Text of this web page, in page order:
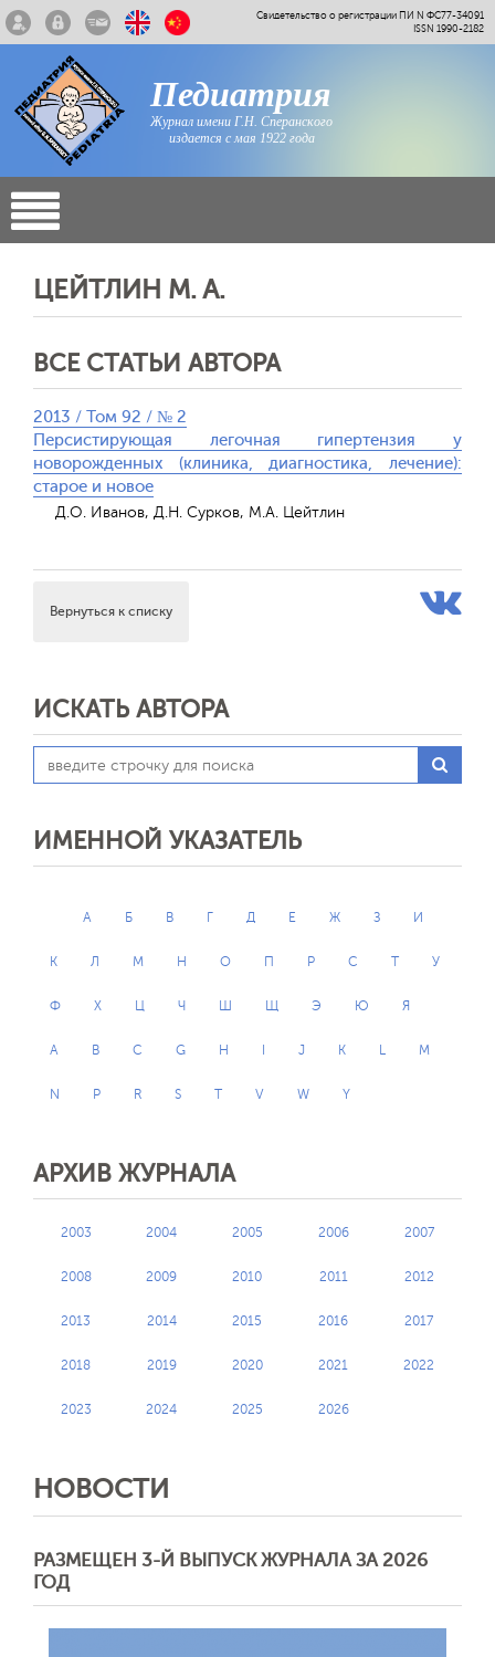
Свидетельство о регистрации ПИ N ФС77-34091
ISSN 1990-2182
Педиатрия
Журнал имени Г.Н. Сперанского
издается с мая 1922 года
ЦЕЙТЛИН M. A.
ВСЕ СТАТЬИ АВТОРА
2013 / Том 92 / № 2
Персистирующая легочная гипертензия у
новорожденных (клиника, диагностика, лечение):
старое и новое
Д.О. Иванов, Д.Н. Сурков, M.A. Цейтлин
Вернуться к списку
ИСКАТЬ АВТОРА
ИМЕННОЙ УКАЗАТЕЛЬ
А Б В Г Д Е Ж З И
К Л М Н О П Р С Т У
Ф Х Ц Ч Ш Щ Э Ю Я
A B C G H J K L M
N P R S T V W Y
АРХИВ ЖУРНАЛА
2003 2004 2005 2006 2007
2008 2009 2010 2011 2012
2013 2014 2015 2016 2017
2018 2019 2020 2021 2022
2023 2024 2025 2026
НОВОСТИ
РАЗМЕЩЕН 3-Й ВЫПУСК ЖУРНАЛА ЗА 2026
ГОД